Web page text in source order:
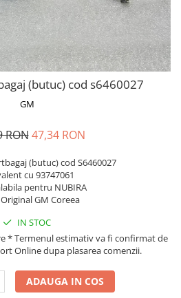
prezent
(butuc) cod s6460027
GM
RON 47,34 RON
(butuc) cod S6460027
cu 93747061
pentru NUBIRA
GM Coreea
IN STOC
* Termenul estimativ va fi confirmat de
Online dupa plasarea comenzii.
ADAUGA IN COS